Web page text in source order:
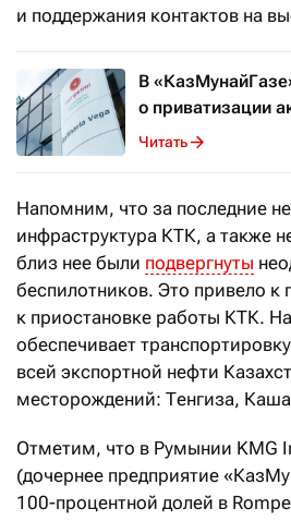
и поддержания контактов на
В
о приватизации
Читать
Напомним, что за последние
инфраструктура КТК, а также
близ нее были подвергнуты
беспилотников. Это привело к
к приостановке работы КТК.
обеспечивает
всей экспортной нефти
месторождений: Тенгиза,
Отметим, что в Румынии KMG
(дочернее предприятие
100-процентной долей в